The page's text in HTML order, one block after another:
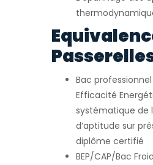
Bac
Efficacité
systématique de
d’aptitude sur
diplôme certifié
BEP/CAP/Bac